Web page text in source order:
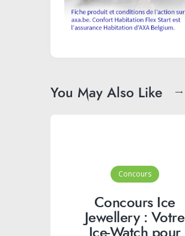
You May Also Like
Concours
Concours Ice
Jewellery : Votre